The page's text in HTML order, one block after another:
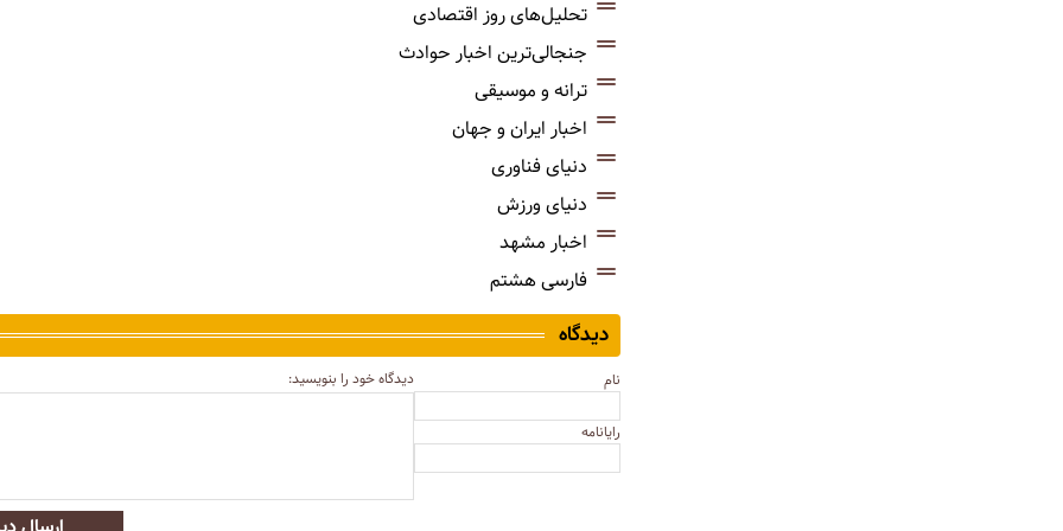
تحلیل‌های روز اقتصادی
جنجالی‌ترین اخبار حوادث
ترانه و موسیقی
اخبار ایران و جهان
دنیای فناوری
دنیای ورزش
اخبار مشهد
فارسی هشتم
دیدگاه
نام
رایانامه
دیدگاه خود را بنویسید: